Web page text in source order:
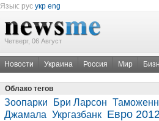
Язык: рус укр eng
Четверг, 06 Август
Новости Украина Россия Мир
Облако тегов
Зоопарки Бри Ларсон
Джамала Укргазбанк Евро